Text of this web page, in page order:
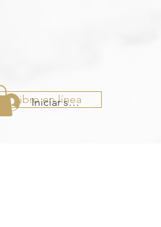
Iniciar sesión
Libro en línea